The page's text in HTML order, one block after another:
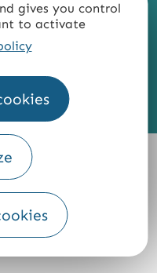
gives you control
to activate